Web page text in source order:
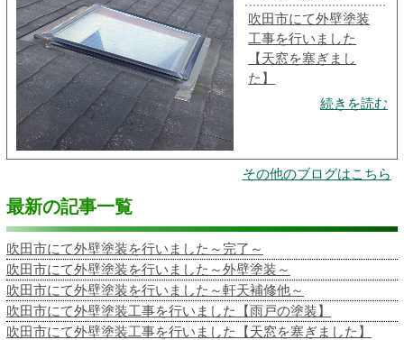
吹田市にて外壁塗装
工事を行いました
【天窓を塞ぎまし
た】
続きを読む
その他のブログはこちら
最新の記事一覧
吹田市にて外壁塗装を行いました～完了～
吹田市にて外壁塗装を行いました～外壁塗装～
吹田市にて外壁塗装を行いました～軒天補修他～
吹田市にて外壁塗装工事を行いました【雨戸の塗装】
吹田市にて外壁塗装工事を行いました【天窓を塞ぎました】